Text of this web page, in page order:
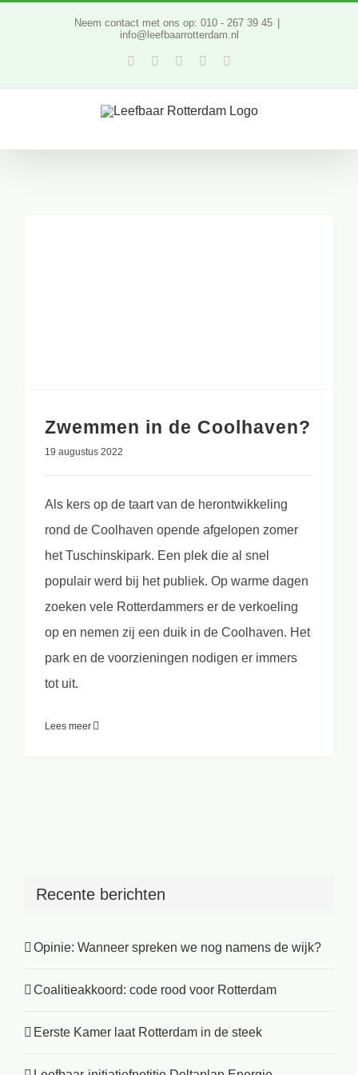
Neem contact met ons op: 010 - 267 39 45
info@leefbaarrotterdam.nl
Facebook
TwitterYouTubeLinkedIn
Zwemmen in de Coolhaven?
19 augustus 2022
Als kers op de taart van de herontwikkeling
rond de Coolhaven opende afgelopen zomer
het Tuschinskipark. Een plek die al snel
populair werd bij het publiek. Op warme dagen
zoeken vele Rotterdammers er de verkoeling
op en nemen zij een duik in de Coolhaven. Het
park en de voorzieningen nodigen er immers
tot uit.
Lees meer
Recente berichten
Opinie: Wanneer spreken we nog namens de wijk?
Coalitieakkoord: code rood voor Rotterdam
Eerste Kamer laat Rotterdam in de steek